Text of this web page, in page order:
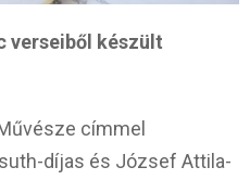
verseiből készült
címmel
díjas és József Attila-